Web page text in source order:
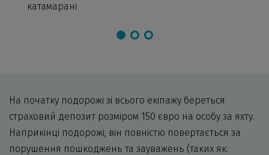
катамарані
На початку подорожі зі всього екіпажу береться
страховий депозит розміром 150 євро на особу за яхту.
Наприкінці подорожі, він повністю повертається за
порушення пошкоджень та зауважень (таких як: